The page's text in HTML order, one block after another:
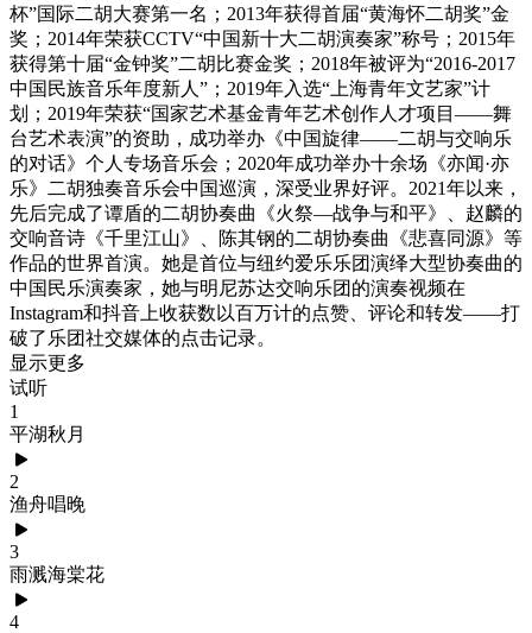
杯”国际二胡大赛第一名；2013年获得首届“黄海怀二胡奖”金
奖；2014年荣获CCTV“中国新十大二胡演奏家”称号；2015年
获得第十届“金钟奖”二胡比赛金奖；2018年被评为“2016-2017
中国民族音乐年度新人”；2019年入选“上海青年文艺家”计
划；2019年荣获“国家艺术基金青年艺术创作人才项目——舞
台艺术表演”的资助，成功举办《中国旋律——二胡与交响乐
的对话》个人专场音乐会；2020年成功举办十余场《亦闻·亦
乐》二胡独奏音乐会中国巡演，深受业界好评。2021年以来，
先后完成了谭盾的二胡协奏曲《火祭—战争与和平》、赵麟的
交响音诗《千里江山》、陈其钢的二胡协奏曲《悲喜同源》等
作品的世界首演。她是首位与纽约爱乐乐团演绎大型协奏曲的
中国民乐演奏家，她与明尼苏达交响乐团的演奏视频在
Instagram和抖音上收获数以百万计的点赞、评论和转发——打
破了乐团社交媒体的点击记录。
显示更多
试听
1
平湖秋月
2
渔舟唱晚
3
雨溅海棠花
4